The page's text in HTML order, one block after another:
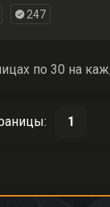
247
по 30 на
1